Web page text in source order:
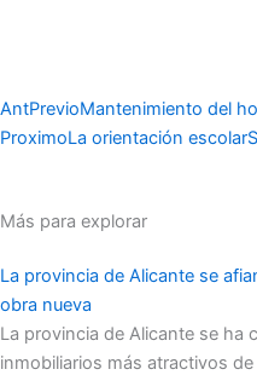
AntPrevioMantenimiento del
ProximoLa orientación escolar
Más para explorar
La provincia de Alicante se
obra nueva
La provincia de Alicante se ha
inmobiliarios más atractivos